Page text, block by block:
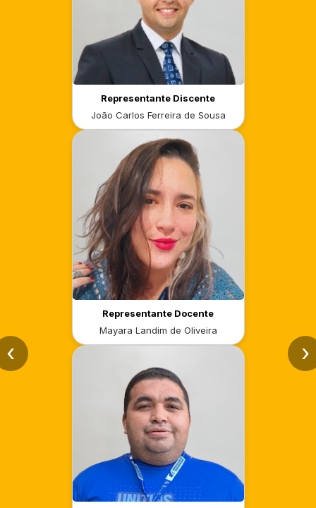
‹
Representante Discente
João Carlos Ferreira de Sousa
Representante Docente
Mayara Landim de Oliveira
›